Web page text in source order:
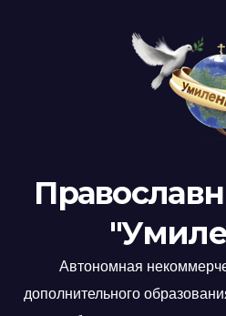
Автономная
дополнительного